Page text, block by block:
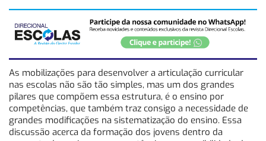
As mobilizações para desenvolver a articulação curricular
nas escolas não são tão simples, mas um dos grandes
pilares que compõem essa estrutura, é o ensino por
competências, que também traz consigo a necessidade de
grandes modificações na sistematização do ensino. Essa
discussão acerca da formação dos jovens dentro da